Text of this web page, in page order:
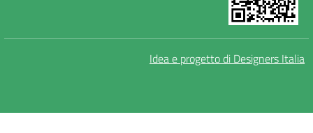
Idea e progetto di Designers Italia